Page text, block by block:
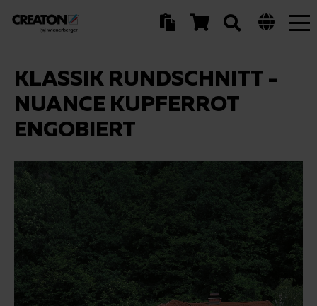
KLASSIK RUNDSCHNITT -
NUANCE KUPFERROT
ENGOBIERT